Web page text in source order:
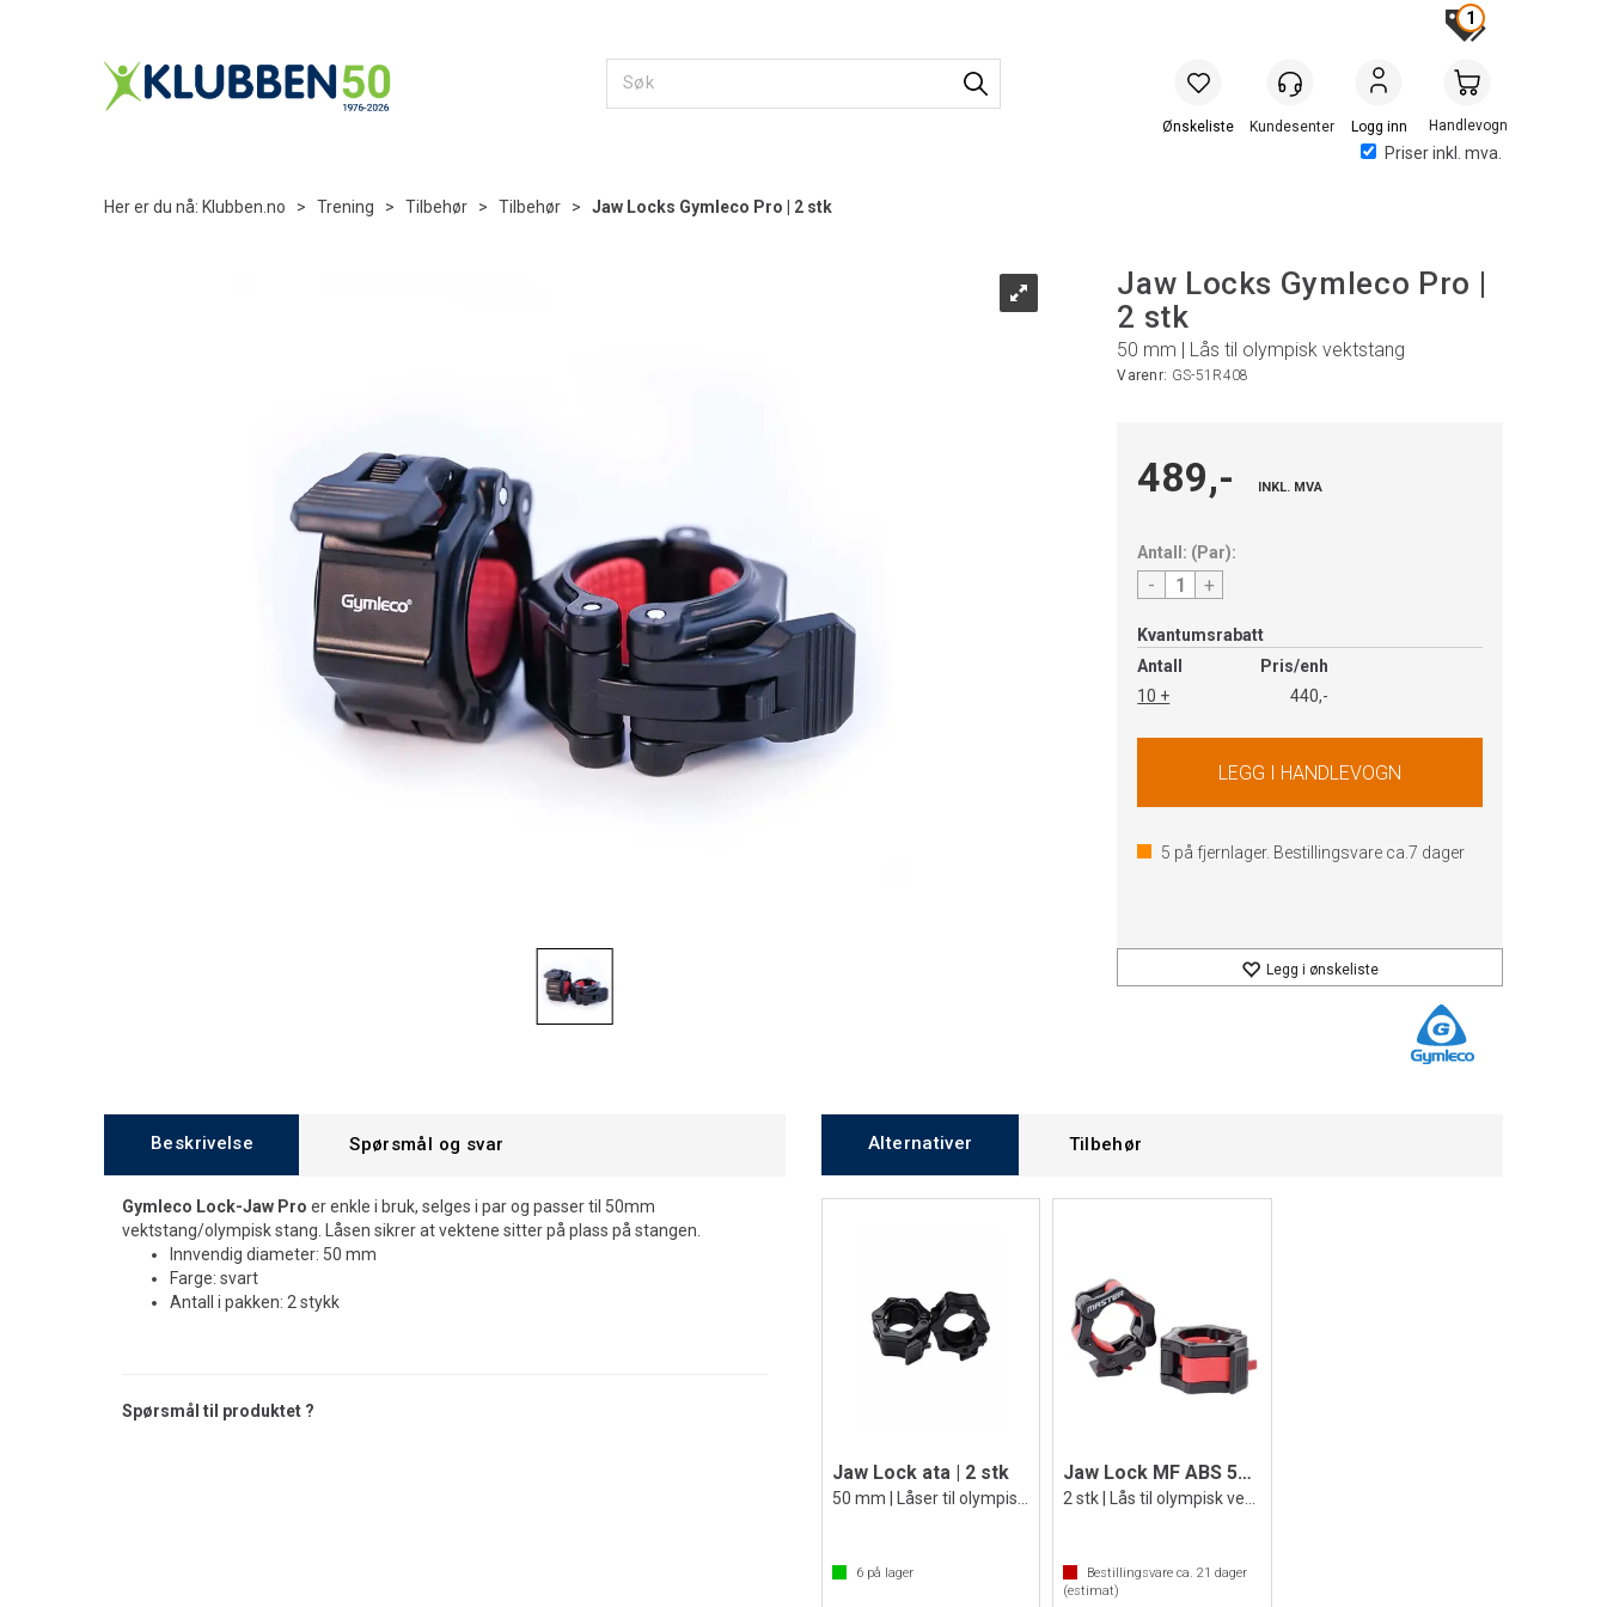
Priser inkl. mva.
Logg inn Handlevogn
1
Her er du nå: Klubben.no > Trening > Tilbehør > Tilbehør > Jaw Locks Gymleco Pro | 2 stk
Jaw Locks Gymleco Pro |
2 stk
50 mm | Lås til olympisk vektstang
Varenr: GS-51R408
489,- INKL. MVA
Antall: (Par):
- +
Kvantumsrabatt
Antall
Pris/enh
10 +
440,-
5 på fjernlager. Bestillingsvare ca.7 dager
Legg i ønskeliste
Beskrivelse Spørsmål og svar
Gymleco Lock-Jaw Pro er enkle i bruk, selges i par og passer til 50mm
vektstang/olympisk stang. Låsen sikrer at vektene sitter på plass på stangen.
Innvendig diameter: 50 mm
Farge: svart
Antall i pakken: 2 stykk
Spørsmål til produktet ?
Alternativer Tilbehør
Jaw Lock ata | 2 stk
6 på lager
Jaw Lock MF ABS 50 mm
Bestillingsvare ca.21 dager
(estimat)